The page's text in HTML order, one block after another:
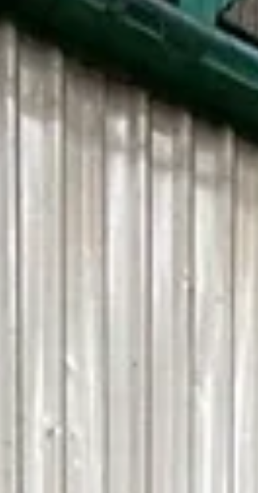
défi technique que nous avons relevé avec
passion et savoir-faire. Longueur : 14 mètres
Soudure 100 % sur-mesure Assemblage pièce
par pièce